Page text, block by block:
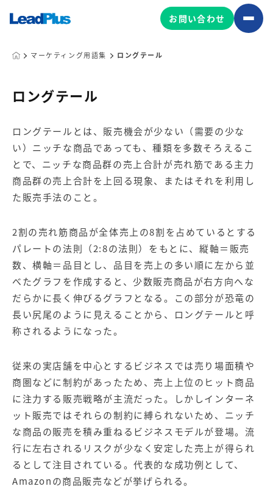
Web制作
マーケティングコンサルティング
コンテンツ制作
マーケティング基盤の製品
Leadplus One MyFolio
サイトアクセス解析ダッシュ
マーケティングサービスの製品
【店舗型ビジネス向け】エリ
ア
マーケティングサービス
【金融機関向け】マーケティ
ング
サービス
グ
広告プロモーションの製品
【クリニック向け】新規集患
Web広告サービス
Web広告パッケージ
【塾・個別塾業界向け】新規
集客Web広告パッケージ
サイトアクセス増加パッケー
ジ
商圏ねらいうちパッケージ 求人パッケージ
お問い合わせ
マーケティング用語集 ロングテール
ロングテール
ロングテールとは、販売機会が少ない（需要の少な
い）ニッチな商品であっても、種類を多数そろえるこ
とで、ニッチな商品群の売上合計が売れ筋である主力
商品群の売上合計を上回る現象、またはそれを利用し
た販売手法のこと。
2割の売れ筋商品が全体売上の8割を占めているとする
パレートの法則（2:8の法則）をもとに、縦軸＝販売
数、横軸＝品目とし、品目を売上の多い順に左から並
べたグラフを作成すると、少数販売商品が右方向へな
だらかに長く伸びるグラフとなる。この部分が恐竜の
長い尻尾のように見えることから、ロングテールと呼
称されるようになった。
従来の実店舗を中心とするビジネスでは売り場面積や
商圏などに制約があったため、売上上位のヒット商品
に注力する販売戦略が主流だった。しかしインターネ
ット販売ではそれらの制約に縛られないため、ニッチ
な商品の販売を積み重ねるビジネスモデルが登場。流
行に左右されるリスクが少なく安定した売上が得られ
るとして注目されている。代表的な成功例として、
Amazonの商品販売などが挙げられる。